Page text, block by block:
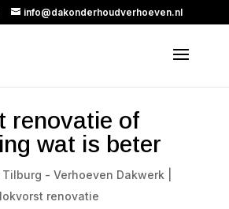
info@dakonderhoudverhoeven.nl
renovatie of
wat is beter
Tilburg - Verhoeven Dakwerk
renovatie